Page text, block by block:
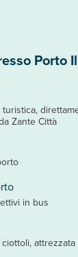
turistica,
Zante Città
in bus
attrezzata
Porto